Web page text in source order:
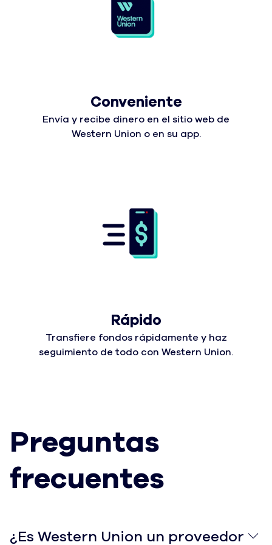
Conveniente
Envía y recibe dinero en el sitio web de
Western Union o en su app.
Rápido
Transfiere fondos rápidamente y haz
seguimiento de todo con Western Union.
Preguntas
frecuentes
¿Es Western Union un proveedor